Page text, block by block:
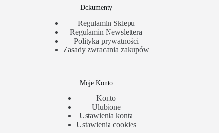
Dokumenty
Regulamin Sklepu
Regulamin Newslettera
Polityka prywatności
Zasady zwracania zakupów
Moje Konto
Konto
Ulubione
Ustawienia konta
Ustawienia cookies